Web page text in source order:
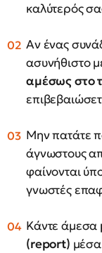
καλύτερός
Αν ένας
ασυνήθιστο
αμέσως στο
Μην πατάτε
άγνωστους
φαίνονται
γνωστές
Κάντε άμεσα
(report)